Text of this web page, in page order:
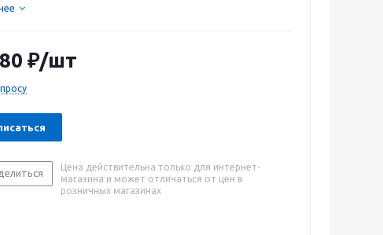
реза - 250 мм. Тонкий пластиковый корпус с
оборотов - 4500 об/мин гарантирует чистый и быстрый
₽/шт
Цена действительна только для интернет-
магазина и может отличаться от цен в
розничных магазинах